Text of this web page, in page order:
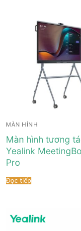
MÀN HÌNH
Màn hình tương
Yealink
Pro
Đọc tiếp